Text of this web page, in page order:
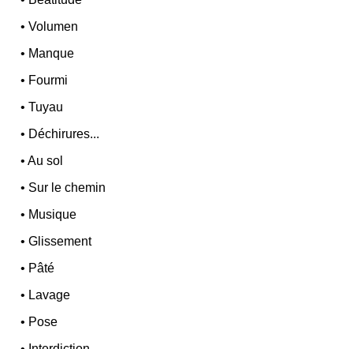
•Volumen
• Manque
• Fourmi
•Tuyau
• Déchirures...
•Au sol
• Sur le chemin
• Musique
•Glissement
• Pâté
• Lavage
• Pose